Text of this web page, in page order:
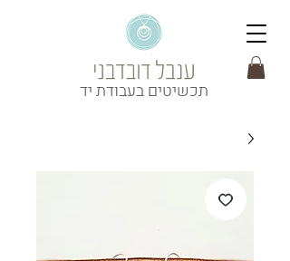
תכשיטים בעבודת יד